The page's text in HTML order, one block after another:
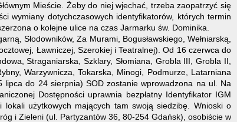
Mieście. Żeby do niej wjechać, trzeba zaopatrzyć się
wymiany dotychczasowych identyfikatorów, których termin
o kolejne ulice na czas Jarmarku św. Dominika.
Słodowników, Za Murami, Bogusławskiego, Wełniarską,
Ławniczej, Szerokiej i Teatralnej). Od 16 czerwca do
Straganiarska, Szklary, Słomiana, Grobla III, Grobla II,
Warzywnicza, Tokarska, Minogi, Podmurze, Latarniana
do 24 sierpnia) SOD zostanie wprowadzona na ul. Na
Dostępności uprawnia bezpłatny Identyfikator IGM
użytkowych mających tam swoją siedzibę. Wnioski o
i Zieleni (ul. Partyzantów 36, 80-254 Gdańsk), osobiście w